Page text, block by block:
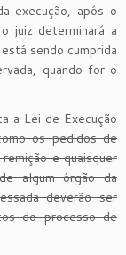
execução, após o
juiz determinará a
sendo cumprida
quando for o
a Lei de Execução
os pedidos de
e quaisquer
algum órgão da
deverão ser
do processo de